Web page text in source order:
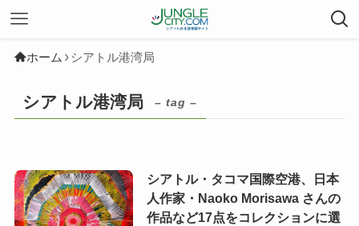
ホーム シアトル港湾局
シアトル港湾局 – tag –
シアトル・タコマ国際空港、日本
人作家・Naoko Morisawa さんの
作品など17点をコレクションに選